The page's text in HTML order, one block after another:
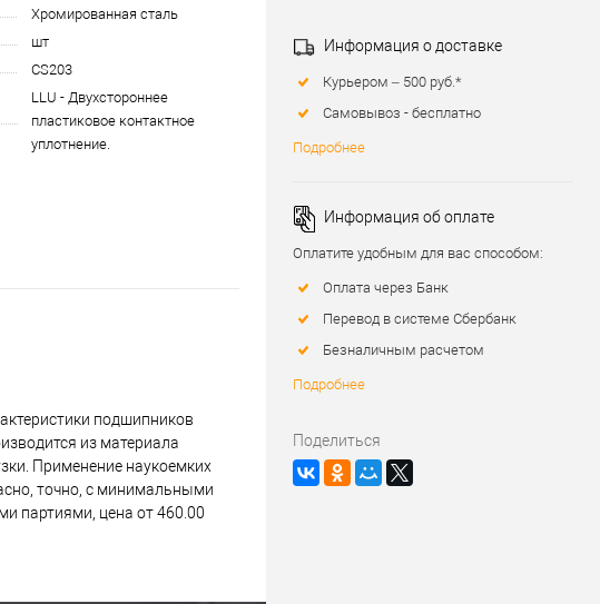
Хромированная сталь
шт
CS203
LLU - Двухстороннее
пластиковое контактное
уплотнение.
подшипников
из материала
Применение наукоемких
точно, с минимальными
партиями, цена от 460.00
Информация о доставке
Курьером – 500 руб.*
Самовывоз - бесплатно
Подробнее
Информация об оплате
Оплатите удобным для вас способом:
Оплата через Банк
Перевод в системе Сбербанк
Безналичным расчетом
Подробнее
Поделиться